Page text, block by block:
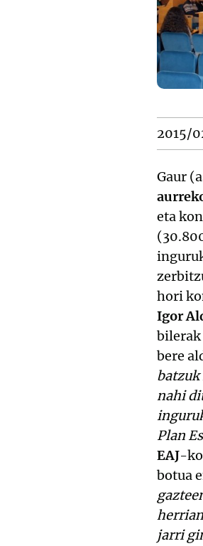
2015/
Gaur
eta
hori
Igor
bilerak
bere
nahi
Plan
EAJ-ko
botua
jarri